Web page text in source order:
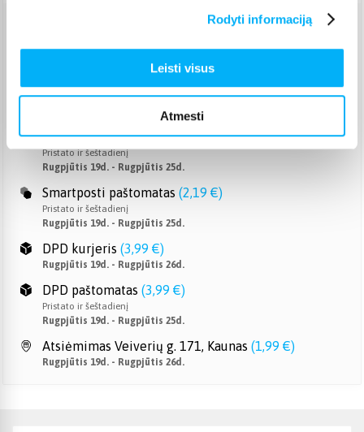
Rodyti informaciją
Leisti visus
Atmesti
Rugpjūtis 19d. - Rugpjūtis 25d.
Venipak kurjeris (2,99 €)
Rugpjūtis 19d. - Rugpjūtis 26d.
Omniva paštomatas (2,39 €)
Pristato ir šeštadienį
Rugpjūtis 19d. - Rugpjūtis 25d.
Smartposti paštomatas (2,19 €)
Pristato ir šeštadienį
Rugpjūtis 19d. - Rugpjūtis 25d.
DPD kurjeris (3,99 €)
Rugpjūtis 19d. - Rugpjūtis 26d.
DPD paštomatas (3,99 €)
Pristato ir šeštadienį
Rugpjūtis 19d. - Rugpjūtis 25d.
Atsiėmimas Veiverių g. 171, Kaunas (1,99 €)
Rugpjūtis 19d. - Rugpjūtis 26d.